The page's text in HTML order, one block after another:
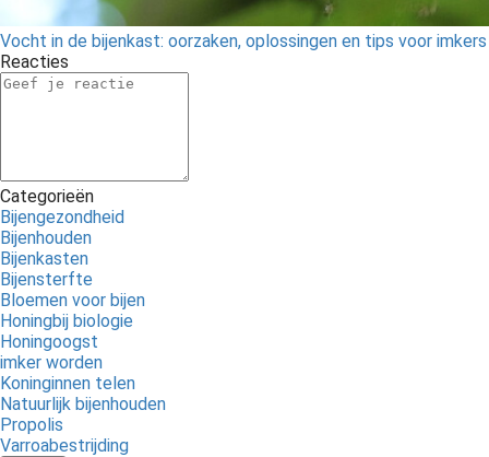
Vocht in de bijenkast: oorzaken, oplossingen en tips voor imkers
Reacties
Categorieën
Bijengezondheid
Bijenhouden
Bijenkasten
Bijensterfte
Bloemen voor bijen
Honingbij biologie
Honingoogst
imker worden
Koninginnen telen
Natuurlijk bijenhouden
Propolis
Varroabestrijding